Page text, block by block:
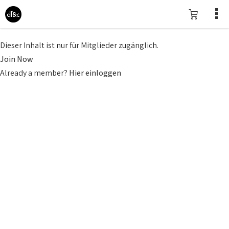
Dieser Inhalt ist nur für Mitglieder zugänglich.
Join Now
Already a member? Hier einloggen